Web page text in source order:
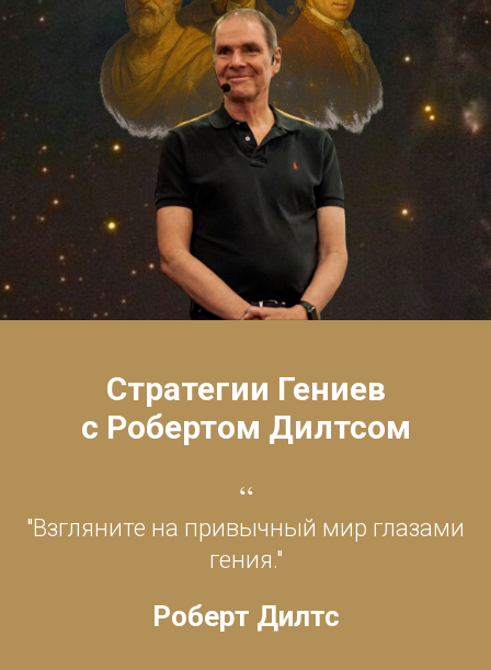
Стратегии Гениев
с Робертом Дилтсом
“
"Взгляните на привычный мир глазами
гения."
Роберт Дилтс